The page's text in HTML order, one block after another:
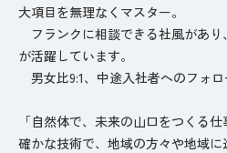
大項目を無理なくマスター。
フランクに相談できる社風があり
が活躍しています。
男女比9:1、中途入社者へのフォロ
「自然体で、未来の山口をつくる仕
確かな技術で、地域の方々や地域